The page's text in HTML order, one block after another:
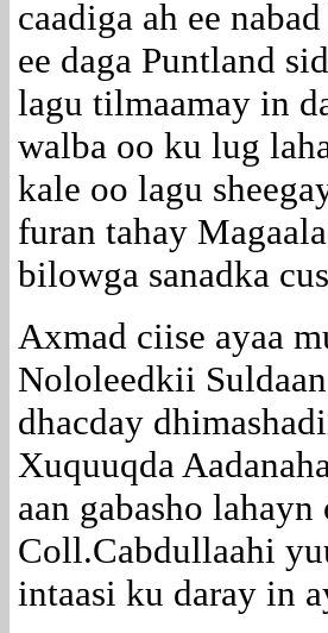
caadiga ah ee
ee daga Puntland
lagu tilmaamay in
walba oo ku lug
kale oo lagu
furan tahay
bilowga sanadka
Axmad ciise ayaa
Nololeedkii
dhacday
Xuquuqda
aan gabasho
Coll.Cabdullaahi
intaasi ku daray in